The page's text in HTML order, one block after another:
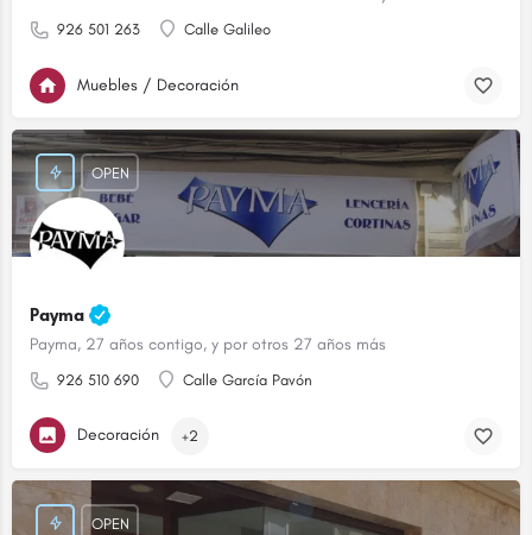
926 501 263 Calle Galileo
Muebles / Decoración
Payma
Payma, 27 años contigo, y por otros 27 años más
926 510 690 Calle García Pavón
OPEN
Decoración +2
OPEN